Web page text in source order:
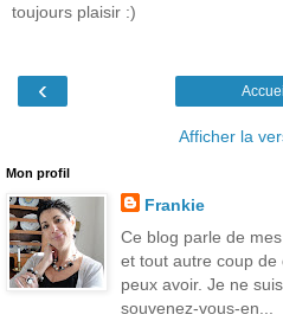
toujours plaisir :)
‹ Accueil
Afficher la
Mon profil
Frankie
Ce blog parle de
et tout autre coup de
peux avoir. Je ne
souvenez-vous-en...